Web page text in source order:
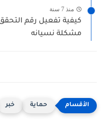
منذ 7 سنة
كيفية تفعيل رقم
مشكلة نسيانه
حماية خبر